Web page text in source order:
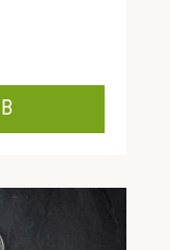
einen
Das